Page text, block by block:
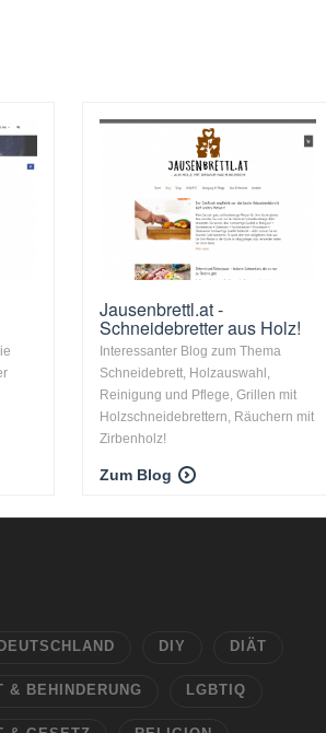
Jausenbrettl.at -
Schneidebretter aus Holz!
Interessanter Blog zum Thema
Schneidebrett, Holzauswahl,
Reinigung und Pflege, Grillen mit
Holzschneidebrettern, Räuchern mit
Zirbenholz!
Zum Blog
DIY DIÄT
& BEHINDERUNG LGBTIQ